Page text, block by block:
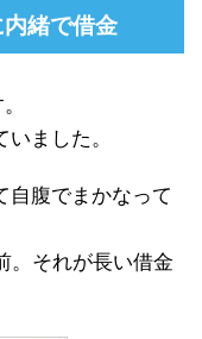
緒で借金
ました。
自腹でまかなって
。それが長い借金